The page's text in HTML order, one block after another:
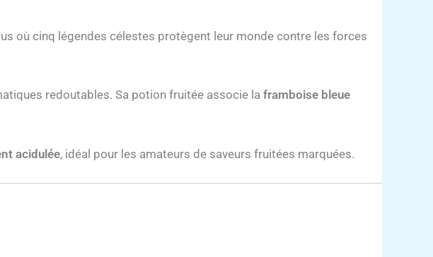
où cinq légendes célestes protègent leur monde contre les forces
redoutables. Sa potion fruitée associe laframboise bleue
acidulée, idéal pour les amateurs de saveurs fruitées marquées.